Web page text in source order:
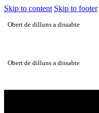
Skip to content Skip to footer
Obert de dilluns a dissabte
Obert de dilluns a dissabte